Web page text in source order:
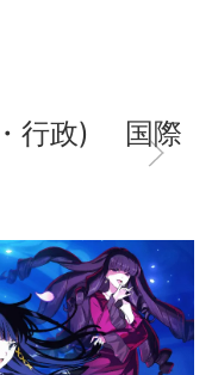
行政) 国際